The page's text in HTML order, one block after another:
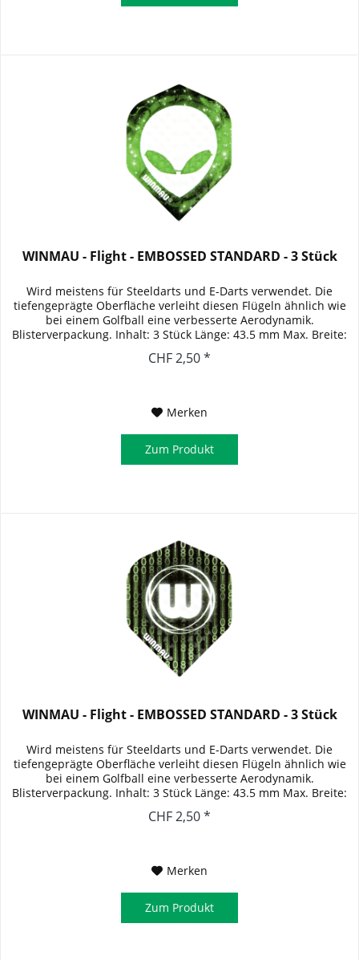
WINMAU - Flight - EMBOSSED STANDARD - 3 Stück
Wird meistens für Steeldarts und E-Darts verwendet. Die
tiefengeprägte Oberfläche verleiht diesen Flügeln ähnlich wie
bei einem Golfball eine verbesserte Aerodynamik.
Blisterverpackung. Inhalt: 3 Stück Länge: 43.5 mm Max. Breite:
CHF 2,50 *
Merken
Zum Produkt
WINMAU - Flight - EMBOSSED STANDARD - 3 Stück
Wird meistens für Steeldarts und E-Darts verwendet. Die
tiefengeprägte Oberfläche verleiht diesen Flügeln ähnlich wie
bei einem Golfball eine verbesserte Aerodynamik.
Blisterverpackung. Inhalt: 3 Stück Länge: 43.5 mm Max. Breite:
CHF 2,50 *
Merken
Zum Produkt